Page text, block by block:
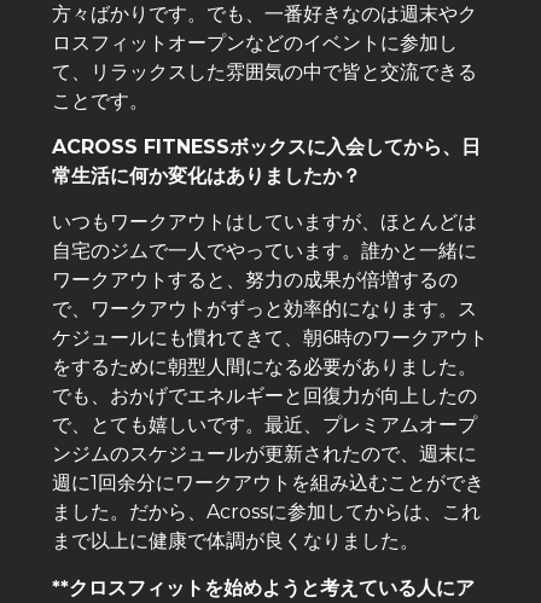
方々ばかりです。でも、一番好きなのは週末やク
ロスフィットオープンなどのイベントに参加し
て、リラックスした雰囲気の中で皆と交流できる
ことです。
ACROSS FITNESSボックスに入会してから、日
常生活に何か変化はありましたか？
いつもワークアウトはしていますが、ほとんどは
自宅のジムで一人でやっています。誰かと一緒に
ワークアウトすると、努力の成果が倍増するの
で、ワークアウトがずっと効率的になります。ス
ケジュールにも慣れてきて、朝6時のワークアウト
をするために朝型人間になる必要がありました。
でも、おかげでエネルギーと回復力が向上したの
で、とても嬉しいです。最近、プレミアムオープ
ンジムのスケジュールが更新されたので、週末に
週に1回余分にワークアウトを組み込むことができ
ました。だから、Acrossに参加してからは、これ
まで以上に健康で体調が良くなりました。
**クロスフィットを始めようと考えている人にア